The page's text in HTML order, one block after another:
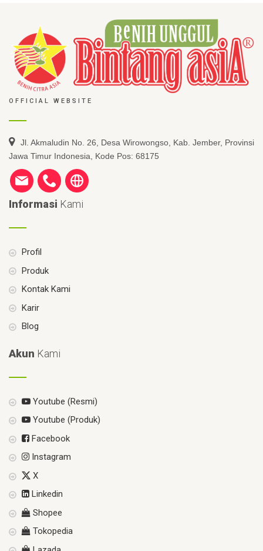
OFFICIAL WEBSITE
Jl. Akmaludin No. 26, Desa Wirowongso, Kab. Jember, Provinsi
Jawa Timur Indonesia, Kode Pos: 68175
Informasi Kami
Profil
Produk
Kontak Kami
Karir
Blog
Akun Kami
Youtube (Resmi)
Youtube (Produk)
Facebook
Instagram
X
Linkedin
Shopee
Tokopedia